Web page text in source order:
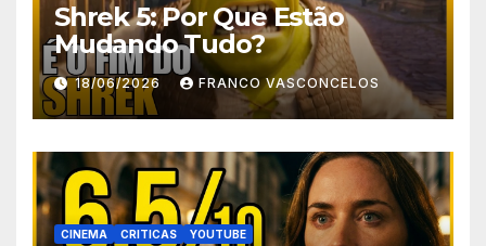
Shrek 5: Por Que Estão
Mudando Tudo?
18/06/2026 FRANCO VASCONCELOS
CINEMA CRITICAS YOUTUBE